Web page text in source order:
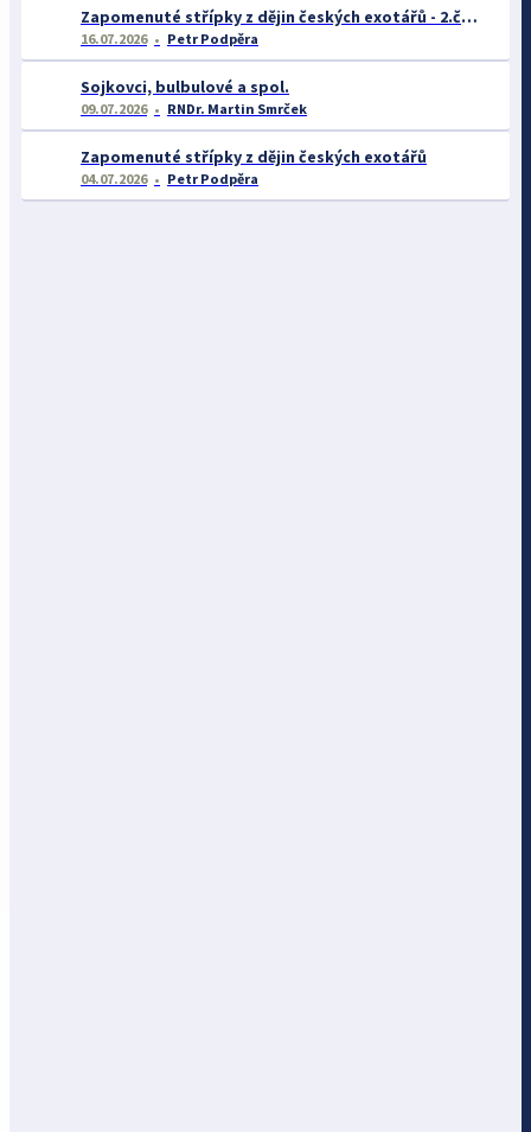
Zapomenuté střípky z dějin českých exotářů - 2.část
16.07.2026 Petr Podpěra
Sojkovci, bulbulové a spol.
09.07.2026 RNDr. Martin Smrček
Zapomenuté střípky z dějin českých exotářů
04.07.2026 Petr Podpěra